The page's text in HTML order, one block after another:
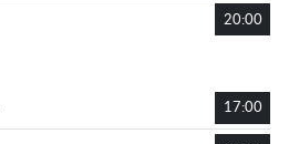
20:00
17:00